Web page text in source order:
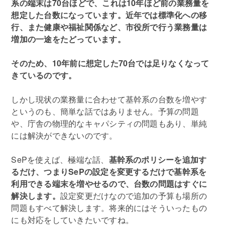
系の端末は70台ほどで、これは10年ほど前の業務量を
想定した台数になっています。近年では標準化への移
行、また健康や福祉関係など、市役所で行う業務量は
増加の一途をたどっています。
そのため、10年前に想定した70台では足りなくなって
きているのです。
しかし現状の業務量に合わせて基幹系の台数を増やす
というのも、簡単な話ではありません。予算の問題
や、庁舎の物理的なキャパシティの問題もあり、単純
には解決ができないのです。
SePを使えば、極端な話、 基幹系のポリシーを追加す
るだけ、つまりSePの設定を変更するだけで基幹系を
利用できる端末を増やせるので、台数の問題はすぐに
解決します。 設定変更だけなので追加の予算も場所の
問題もすべて解決します。将来的にはそういったもの
にも対応をしていきたいですね。